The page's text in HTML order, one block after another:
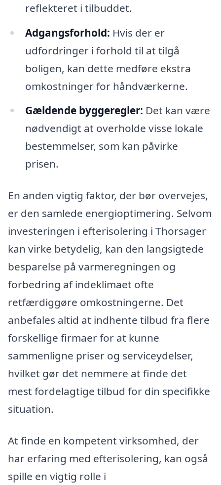
reflekteret i tilbuddet.
Adgangsforhold: Hvis der er
udfordringer i forhold til at tilgå
boligen, kan dette medføre ekstra
omkostninger for håndværkerne.
Gældende byggeregler: Det kan være
nødvendigt at overholde visse lokale
bestemmelser, som kan påvirke
prisen.
En anden vigtig faktor, der bør overvejes,
er den samlede energioptimering. Selvom
investeringen i efterisolering i Thorsager
kan virke betydelig, kan den langsigtede
besparelse på varmeregningen og
forbedring af indeklimaet ofte
retfærdiggøre omkostningerne. Det
anbefales altid at indhente tilbud fra flere
forskellige firmaer for at kunne
sammenligne priser og serviceydelser,
hvilket gør det nemmere at finde det
mest fordelagtige tilbud for din specifikke
situation.
At finde en kompetent virksomhed, der
har erfaring med efterisolering, kan også
spille en vigtig rolle i